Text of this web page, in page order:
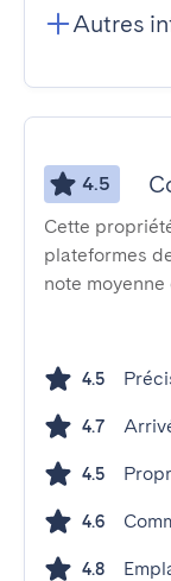
Autres
4.5
Cette
plateformes
note
4.5
4.7
4.5
4.6
4.8